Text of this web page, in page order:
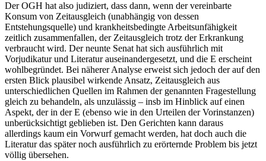
Der OGH hat also judiziert, dass dann, wenn der vereinbarte
Konsum von Zeitausgleich (unabhängig von dessen
Entstehungsquelle) und krankheitsbedingte Arbeitsunfähigkeit
zeitlich zusammenfallen, der Zeitausgleich trotz der Erkrankung
verbraucht wird. Der neunte Senat hat sich ausführlich mit
Vorjudikatur und Literatur auseinandergesetzt, und die E erscheint
wohlbegründet. Bei näherer Analyse erweist sich jedoch der auf den
ersten Blick plausibel wirkende Ansatz, Zeitausgleich aus
unterschiedlichen Quellen im Rahmen der genannten Fragestellung
gleich zu behandeln, als unzulässig – insb im Hinblick auf einen
Aspekt, der in der E (ebenso wie in den Urteilen der Vorinstanzen)
unberücksichtigt geblieben ist. Den Gerichten kann daraus
allerdings kaum ein Vorwurf gemacht werden, hat doch auch die
Literatur das später noch ausführlich zu erörternde Problem bis jetzt
völlig übersehen.